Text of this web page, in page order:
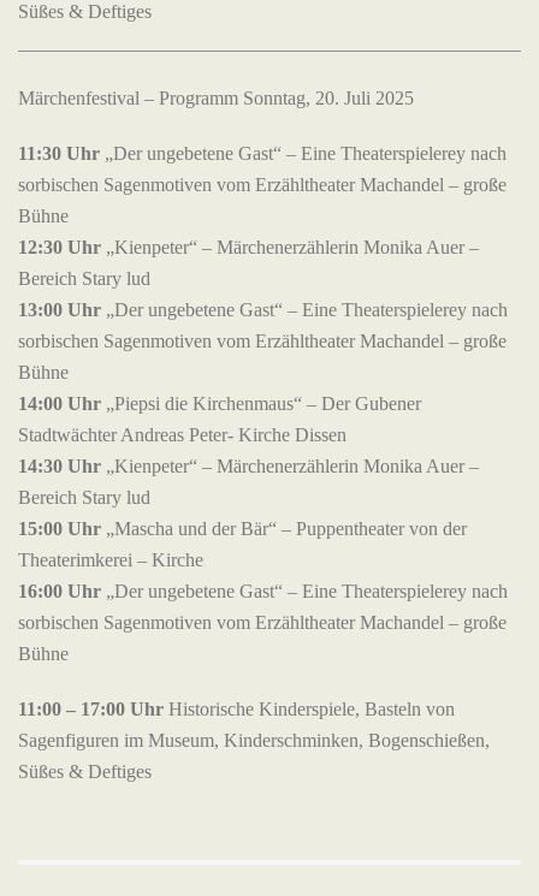
Süßes & Deftiges
Märchenfestival – Programm Sonntag, 20. Juli 2025
11:30 Uhr „Der ungebetene Gast“ – Eine Theaterspielerey nach
sorbischen Sagenmotiven vom Erzähltheater Machandel – große
Bühne
12:30 Uhr „Kienpeter“ – Märchenerzählerin Monika Auer –
Bereich Stary lud
13:00 Uhr „Der ungebetene Gast“ – Eine Theaterspielerey nach
sorbischen Sagenmotiven vom Erzähltheater Machandel – große
Bühne
14:00 Uhr „Piepsi die Kirchenmaus“ – Der Gubener
Stadtwächter Andreas Peter- Kirche Dissen
14:30 Uhr „Kienpeter“ – Märchenerzählerin Monika Auer –
Bereich Stary lud
15:00 Uhr „Mascha und der Bär“ – Puppentheater von der
Theaterimkerei – Kirche
16:00 Uhr „Der ungebetene Gast“ – Eine Theaterspielerey nach
sorbischen Sagenmotiven vom Erzähltheater Machandel – große
Bühne
11:00 – 17:00 Uhr Historische Kinderspiele, Basteln von
Sagenfiguren im Museum, Kinderschminken, Bogenschießen,
Süßes & Deftiges